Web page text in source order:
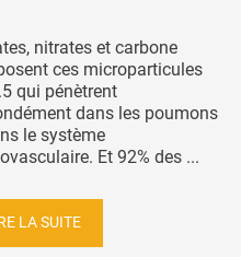
nitrates et carbone
ces microparticules
qui pénètrent
dans les poumons
le système
Et 92% des ...
LA SUITE